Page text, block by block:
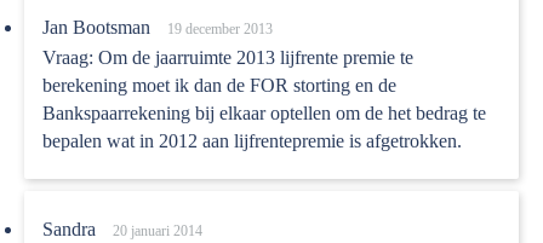
Jan Bootsman 19 december 2013
Vraag: Om de jaarruimte 2013 lijfrente premie te
berekening moet ik dan de FOR storting en de
Bankspaarrekening bij elkaar optellen om de het bedrag te
bepalen wat in 2012 aan lijfrentepremie is afgetrokken.
Sandra 20 januari 2014